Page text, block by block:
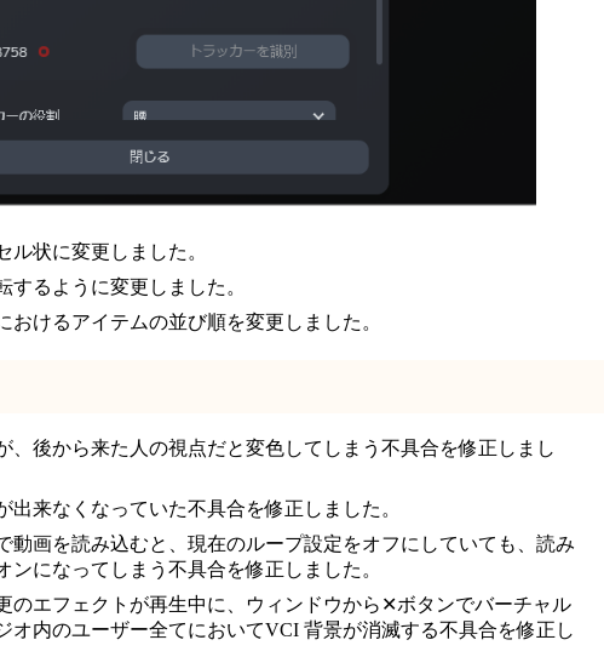
状に変更しました。
るように変更しました。
おけるアイテムの並び順を変更しました。
、後から来た人の視点だと変色してしまう不具合を修正しまし
出来なくなっていた不具合を修正しました。
動画を読み込むと、現在のループ設定をオフにしていても、読み
ンになってしまう不具合を修正しました。
のエフェクトが再生中に、ウィンドウから✕ボタンでバーチャル
オ内のユーザー全てにおいてVCI 背景が消滅する不具合を修正し